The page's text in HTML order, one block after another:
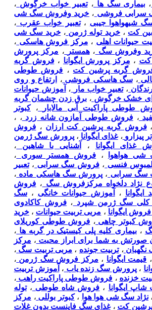
، بیماری سگ ها ،تعبیر خواب خرگوش ،
، خرید وفروش سگ شی
شیهواهوا جیبی ،تعبیر خواب عقرب ،
کت ،خرید توله ژرمن ،خرید سگ شی
حیوانات اهلی ، مرکز فروش هاسکی ،
وفروش سگ ، همستر ، مرکز پرورش
کت ، مرکز پرورش ایگوانا ،فروش گربه
گربه پرشین کت ، فروش طوطی
، سگ هاسکی فروشی ،
ارتفاع و روی
،تعبیر خواب مار ،
آموزش حیوانات
خشک خرگوش ،برق زدن چشمان گربه
طوطی پاراکیت آبی مالابار ،کبوتر
، فروش طوطی آمازون شانه زرد ، ،
،فروش گربه پرشین کت ارزان ، فروش
پیزارو ،غذای ایگوانا ،پرورش سگ ژرمن
غذای ایگوانا ، آشنایی با شاهین
،
هواهوا
،فروش همستر سوری
،
فنسی ،فروش سگ سرابی ،تعبیر
سگ سرابی ، پرورش سگ هاسکی ماده ،
نژاد دلخواه مرکزفروش سگ ، فروش
ایگوانا ، آموزش حیوانات خانگی ، سگ
کلی سگ ژرمن شپرد ،فروش کاکادوی
ایگوانا ، مربی تربیت حیوانات ، خرید
کبوتر چاهی ، فروش طوطی کوریلای
،بیماری کلیه پلی کیستیک در گربه ها ،
صورتش به شما برای ابراز محبت ، مرکز
،تربیت جونده ، مربی تربیت سگ ،
، قیمت ایگوانا ، مرکز فروش سگ ژرمن ،
،پرورش سگ زنده یاب ، آموزش تربیت
خزنده ، فروش طوطی پاراکیت راهب ،
شاپ ایگوانا ، فروش شاه طوطی ،توله
،نژاد سگ شی هوا هوا ،کبوتر بوللی ، مرکز
کت ،غذای سگ فاینست بدون غلات